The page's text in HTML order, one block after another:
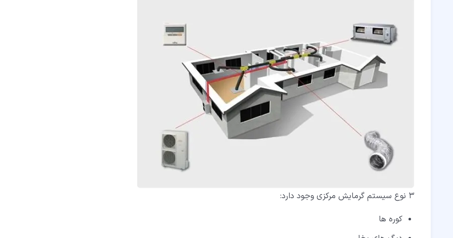
3 نوع سیستم گرمایش مرکزی وجود دارد:
کوره ها